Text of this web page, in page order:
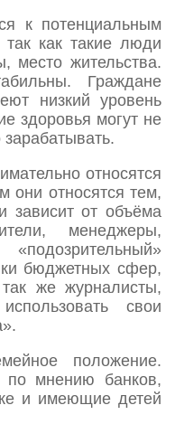
к потенциальным
как такие люди
место жительства.
Граждане
низкий уровень
здоровья могут не
зарабатывать.
относятся
они относятся тем,
зависит от объёма
менеджеры,
бюджетных сфер,
же журналисты,
свои
положение.
по мнению банков,
и имеющие детей